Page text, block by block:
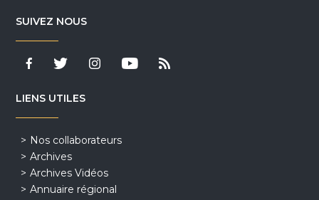
SUIVEZ NOUS
LIENS UTILES
Nos collaborateurs
Archives
Archives Vidéos
Annuaire régional